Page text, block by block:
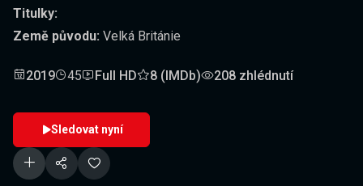
Titulky:
Země původu: Velká Británie
2019 45 Full HD 8 (IMDb) 208 zhlédnutí
Sledovat nyní